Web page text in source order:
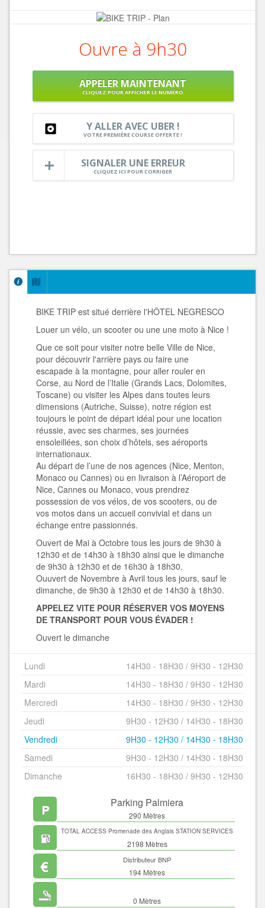
Ouvre à 9h30
APPELER MAINTENANT
CLIQUEZ POUR AFFICHER LE NUMÉRO
Y ALLER AVEC UBER !
VOTRE PREMIÈRE COURSE OFFERTE !
SIGNALER UNE ERREUR
CLIQUEZ ICI POUR CORRIGER
BIKE TRIP est situé derrière l'HÔTEL NEGRESCO
Louer un vélo, un scooter ou une une moto à Nice !
Que ce soit pour visiter notre belle Ville de Nice,
pour découvrir l'arrière pays ou faire une
escapade à la montagne, pour aller rouler en
Corse, au Nord de l’Italie (Grands Lacs, Dolomites,
Toscane) ou visiter les Alpes dans toutes leurs
dimensions (Autriche, Suisse), notre région est
toujours le point de départ idéal pour une location
réussie, avec ses charmes, ses journées
ensoleillées, son choix d’hôtels, ses aéroports
internationaux.
Au départ de l’une de nos agences (Nice, Menton,
Monaco ou Cannes) ou en livraison à l’Aéroport de
Nice, Cannes ou Monaco, vous prendrez
possession de vos vélos, de vos scooters, ou de
vos motos dans un accueil convivial et dans un
échange entre passionnés.
Ouvert de Mai à Octobre tous les jours de 9h30 à
12h30 et de 14h30 à 18h30 ainsi que le dimanche
de 9h30 à 12h30 et de 16h30 à 18h30.
Ouuvert de Novembre à Avril tous les jours, sauf le
dimanche, de 9h30 à 12h30 et de 14h30 à 18h30.
APPELEZ VITE POUR RÉSERVER VOS MOYENS
DE TRANSPORT POUR VOUS ÉVADER !
Ouvert le dimanche
Lundi
14H30 - 18H30 / 9H30 - 12H30
Mardi
14H30 - 18H30 / 9H30 - 12H30
Mercredi
14H30 - 18H30 / 9H30 - 12H30
Jeudi
9H30 - 12H30 / 14H30 - 18H30
Vendredi
9H30 - 12H30 / 14H30 - 18H30
Samedi
9H30 - 12H30 / 14H30 - 18H30
Dimanche
16H30 - 18H30 / 9H30 - 12H30
Parking Palmiera
290 Mètres
TOTAL ACCESS Promenade des Anglais STATION SERVICES
2198 Mètres
Distributeur BNP
194 Mètres
0 Mètres